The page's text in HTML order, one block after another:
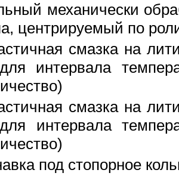
механически
центрируемый по
смазка на
интервала
смазка на
интервала
под стопорное